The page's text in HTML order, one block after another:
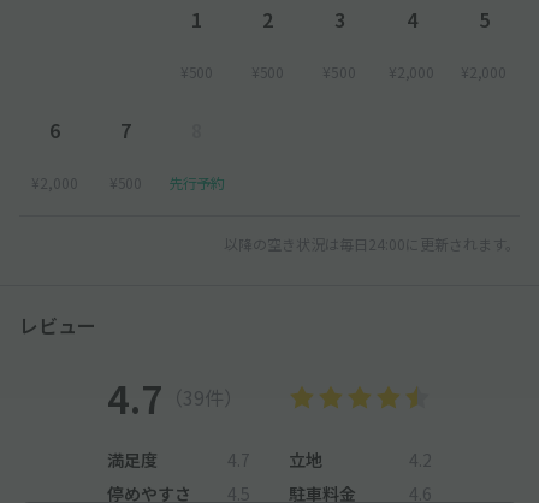
1
¥500
2
¥500
3
¥500
4
¥2,000
5
¥2,000
6
¥2,000
7
¥500 先行予約
以降の空き状況は毎日24:00に更新されます。
レビュー
4.7 （39件）
満足度 4.7 立地
4.2
停めやすさ
4.5 駐車料金 4.6